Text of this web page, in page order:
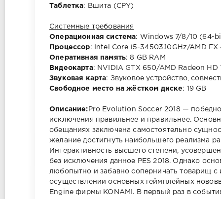
Таблетка: Вшита (CPY)
Системные требования
Операционная система: Windows 7/8/10 (64-
Процессор: Intel Core i5-34503.10GHz/AMD FX
Оперативная память: 8 GB RAM
Видеокарта: NVIDIA GTX 650/AMD Radeon HD
Звуковая карта: Звуковое устройство,
Свободное место на жёстком диске: 19 GB
Описание: Pro Evolution Soccer 2018 —
исключения правильнее и правильнее.
обещаниях заключена самостоятельно
желание достигнуть наибольшего реализма
Интерактивность высшего степени,
без исключения данное PES 2018. Однако
любопытно и забавно соперничать товарищ
осуществлении основных геймплейных
Engine фирмы KONAMI. В первый раз в